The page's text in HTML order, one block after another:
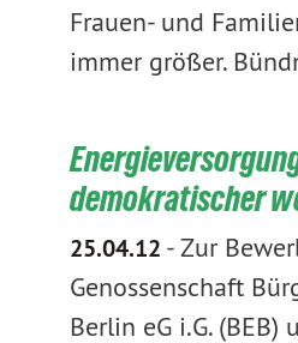
Frauen- und
immer größer.
demokratischer
25.04.12 -Zur
Genossenschaft
Berlin eG i.G. (BEB)